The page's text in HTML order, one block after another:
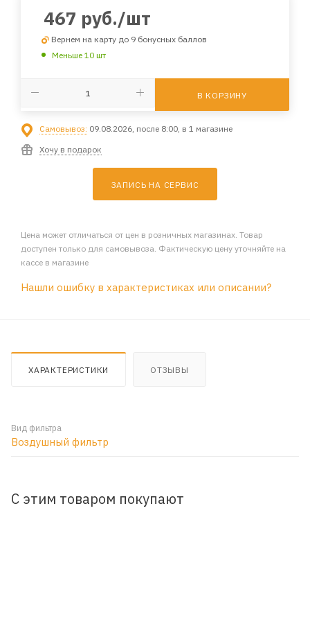
467 руб./шт
Вернем на карту до 9 бонусных баллов
Меньше 10 шт
В КОРЗИНУ
Самовывоз: 09.08.2026, после 8:00, в 1 магазине
Хочу в подарок
ЗАПИСЬ НА СЕРВИС
Цена может отличаться от цен в розничных магазинах. Товар
доступен только для самовывоза. Фактическую цену уточняйте на
кассе в магазине
Нашли ошибку в характеристиках или описании?
ХАРАКТЕРИСТИКИ ОТЗЫВЫ
Вид фильтра
Воздушный фильтр
С этим товаром покупают